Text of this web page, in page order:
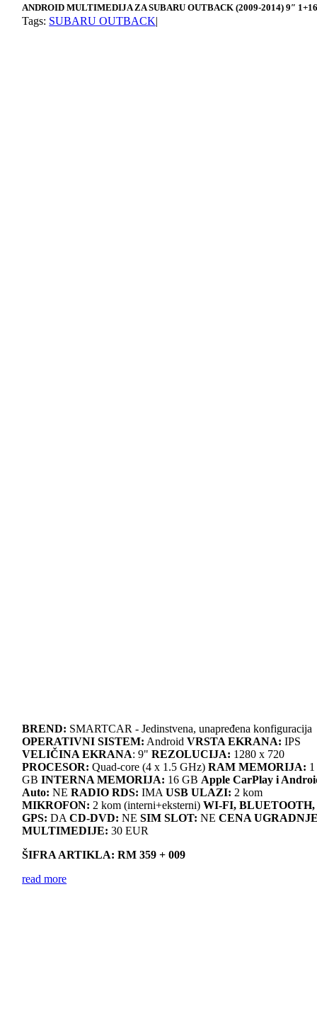
ANDROID MULTIMEDIJA ZA SUBARU OUTBACK (2009-2014) 9″
Tags: SUBARU OUTBACK|
BREND: SMARTCAR - Jedinstvena, unapređena konfiguracija
OPERATIVNI SISTEM: AndroidVRSTA EKRANA: IPS
VELIČINA EKRANA: 9"REZOLUCIJA: 1280 x 720
PROCESOR: Quad-core (4 x 1.5 GHz)RAM MEMORIJA: 1
GBINTERNA MEMORIJA: 16 GB Apple CarPlay i
Auto: NERADIO RDS: IMAUSB ULAZI: 2 kom
MIKROFON: 2 kom (interni+eksterni)WI-FI, BLUETOOTH,
GPS: DACD-DVD: NESIM SLOT: NECENA
MULTIMEDIJE: 30 EUR
ŠIFRA ARTIKLA: RM 359 + 009
read more